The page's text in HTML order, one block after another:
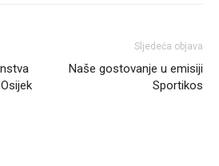
Sljedeća objava
Naše gostovanje u emisiji
Sportikos